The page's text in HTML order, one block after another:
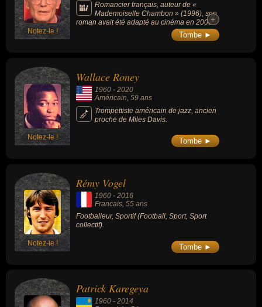
Notez-le !
Romancier français, auteur de «
Mademoiselle Chambon » (1996), son
roman avait été adapté au cinéma en 2009
par Stéphane Brizé, avec Vincent Lindon et
+
+
Tombe ►
Notez-le !
Wallace Roney
1960 - 2020
Américain, 59 ans
Trompettiste américain de jazz, ancien
proche de Miles Davis.
Tombe ►
Notez-le !
Rémy Vogel
1960 - 2016
Francais , 55 ans
Footballeur, Sportif (Football, Sport, Sport
collectif).
Tombe ►
Patrick Karegeya
1960 - 2014